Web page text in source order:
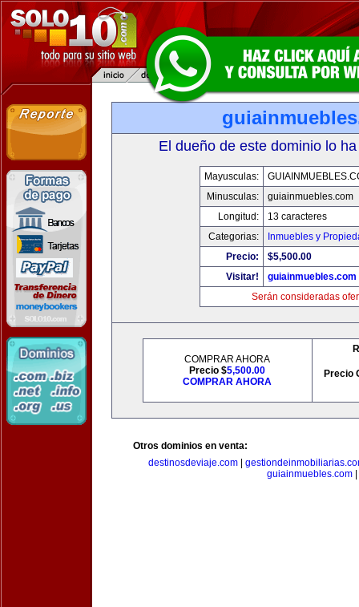
El dueño de este dominio lo
Mayusculas:
Minusculas:
guiainmuebles.com
Longitud:
13 caracteres
Categorias:
Inmuebles y
Precio:
$5,500.00
Visitar!
guiainmuebles.com
Serán consideradas
COMPRAR AHORA
Precio $5,500.00
COMPRAR AHORA
Precio
Otros dominios en venta:
destinosdeviaje.com|
guiainmuebles.com|